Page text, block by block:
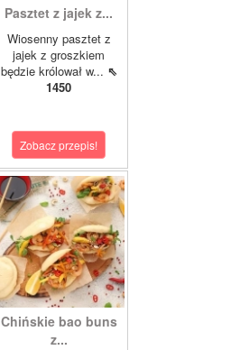
Pasztet z jajek z...
Wiosenny pasztet z
jajek z groszkiem
będzie królował w... ⇖
1450
Zobacz przepis!
Chińskie bao buns
z...